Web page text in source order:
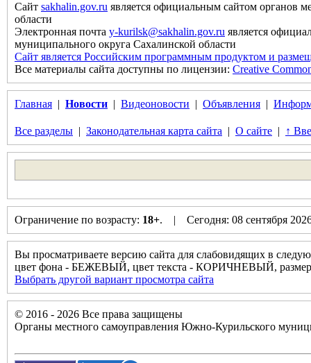
Сайт sakhalin.gov.ru является официальным сайтом органов
области
Электронная почта y-kurilsk@sakhalin.gov.ru является
муниципального округа Сахалинской области
Сайт является Российским программным продуктом и
Все материалы сайта доступны по лицензии: Creative
Главная | Новости | Видеоновости | Объявления |
Все разделы | Законодательная карта сайта | О сайте | ↑
Ограничение по возрасту: 18+. | Сегодня: 08 сентября
Вы просматриваете версию сайта для слабовидящих в
цвет фона - БЕЖЕВЫЙ, цвет текста - КОРИЧНЕВЫЙ,
Выбрать другой вариант просмотра сайта
© 2016 - 2026 Все права защищены
Органы местного самоуправления Южно-Курильского